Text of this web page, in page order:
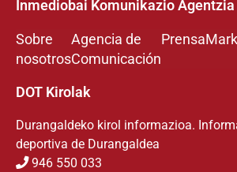
Inmediobai Komunikazio Agentzia
Sobre
nosotros
Agencia de
Comunicación
Prensa
DOT Kirolak
Durangaldeko kirol informazioa.
deportiva de Durangaldea
946 550 033